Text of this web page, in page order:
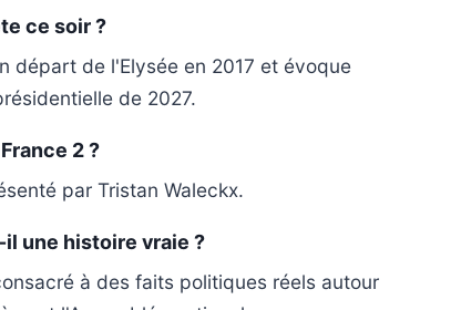
ce soir ?
départ de l'Elysée en 2017 et évoque
de 2027.
2 ?
par Tristan Waleckx.
une histoire vraie ?
à des faits politiques réels autour